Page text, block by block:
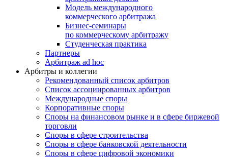
Модель международного
коммерческого арбитража
Бизнес-семинары
по коммерческому арбитражу
Студенческая практика
Партнеры
Арбитраж ad hoc
Арбитры и коллегии
Рекомендованный список арбитров
Список ассоциированных арбитров
Международные споры
Корпоративные споры
Споры на финансовом рынке и в сфере биржевой
торговли
Споры в сфере строительства
Споры в сфере банковской деятельности
Споры в сфере цифровой экономики